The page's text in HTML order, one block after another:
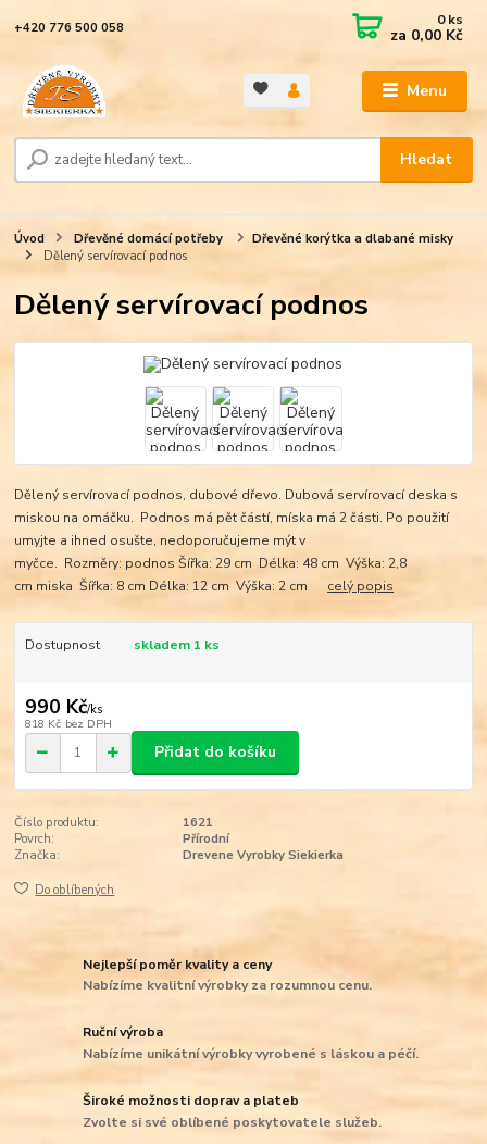
Menu
Hledat
+420 776 500 058 0ks
za 0,00 Kč
Úvod Dřevěné domácí potřeby
Dřevěné korýtka a dlabané misky
Dělený servírovací podnos
Dělený servírovací podnos
Dělený servírovací podnos, dubové dřevo. Dubová servírovací deska s
miskou na omáčku. Podnos má pět částí, míska má 2 části. Po použití
umyjte a ihned osušte, nedoporučujeme mýt v
myčce. Rozměry: podnos Šířka: 29 cm Délka: 48 cm Výška: 2,8
cm miska Šířka: 8 cm Délka: 12 cm Výška: 2 cm celý popis
Dostupnost skladem 1 ks
990 Kč/ks
818 Kč bez DPH
Přidat do košíku
Číslo produktu:
1621
Povrch:
Přírodní
Značka:
Drevene Vyrobky Siekierka
Do oblíbených
Nejlepší poměr kvality a ceny
Nabízíme kvalitní výrobky za rozumnou cenu.
Ruční výroba
Nabízíme unikátní výrobky vyrobené s láskou a péčí.
Široké možnosti doprav a plateb
Zvolte si své oblíbené poskytovatele služeb.